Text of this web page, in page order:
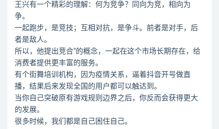
王兴有一个精彩的理解：何为竞争？同向为竞，相向为
争。
一起跑步，是竞技；互相对抗，是争斗。前者是对手，后
者是敌人。
所以，他提出竞合”的概念，一起在这个市场长期存在，给
消费者提供更丰富的服务。
有个街舞培训机构，因为疫情关系，逼着抖音开号做直
播，结果后来发现全国的用户都可以触达到。
当你自己突破原有游戏规则边界之后，你反而会获得更大
的发展。
很多时候，我们都是自己困住自己。